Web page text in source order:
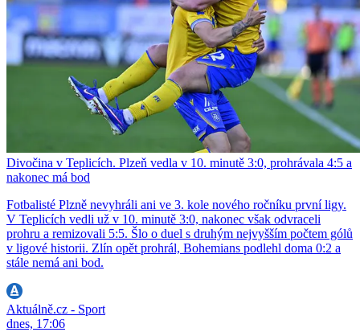
Divočina v Teplicích. Plzeň vedla v 10. minutě 3:0, prohrávala 4:5 a
nakonec má bod
Fotbalisté Plzně nevyhráli ani ve 3. kole nového ročníku první ligy.
V Teplicích vedli už v 10. minutě 3:0, nakonec však odvraceli
prohru a remizovali 5:5. Šlo o duel s druhým nejvyšším počtem gólů
v ligové historii. Zlín opět prohrál, Bohemians podlehl doma 0:2 a
stále nemá ani bod.
Aktuálně.cz - Sport
dnes, 17:06